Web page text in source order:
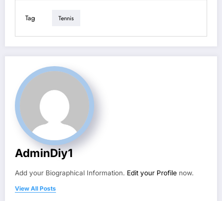
Tag Tennis
AdminDiy1
Add your Biographical Information. Edit your Profile now.
View All Posts